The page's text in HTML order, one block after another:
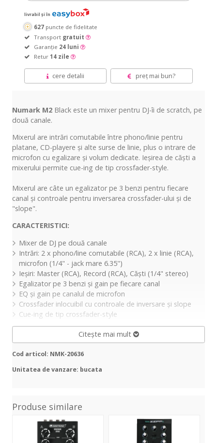
livrabil și în
627 puncte de fidelitate
Transport gratuit
Garanție 24 luni
Retur 14 zile
cere detalii preț mai bun?
Numark M2 Black este un mixer pentru DJ-îi de scratch, pe
două canale.
Mixerul are intrări comutabileîntre phono/linie pentru
platane, CD-playere și alte surse de linie, plus o intrare de
microfon cu egalizare și volum dedicate. Ieșirea de căști a
mixerului permite cue-ing de tip crossfader-style.
Mixerul are câte un egalizator pe 3 benzi pentru fiecare
canal și controale pentru inversarea crossfader-ului și de
"slope".
CARACTERISTICI:
Mixer de DJ pe două canale
Intrări: 2 x phono/line comutabile (RCA), 2 x linie (RCA),
microfon (1/4" - jackmare 6.35")
Ieșiri: Master(RCA), Record (RCA), Căști (1/4" stereo)
Egalizator pe 3 benziși gain pe fiecare canal
EQ și gain pe canalul de microfon
Crossfader inlocuibil cu controale de inversare și slope
Cue-ing de tip crossfader-style
Citește mai mult
Cod articol: NMK-20636
Unitatea de vanzare: bucata
Produse similare
GNOME-